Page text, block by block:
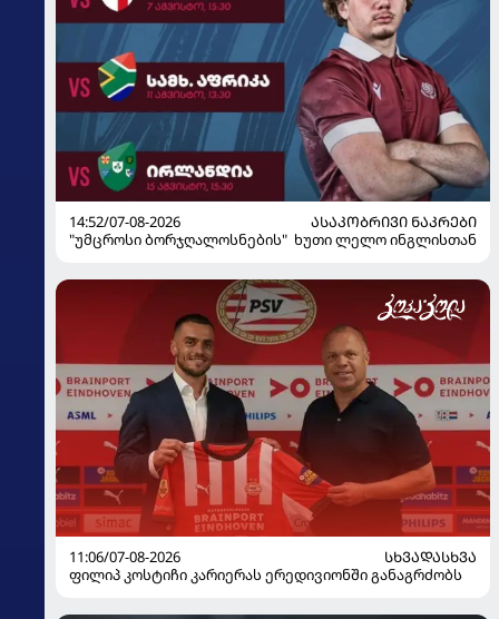
14:52/07-08-2026
ᲐᲡᲐᲙᲝᲑᲠᲘᲕᲘ ᲜᲐᲙᲠᲔᲑᲘ
"უმცროსი ბორჯღალოსნების" ხუთი ლელო ინგლისთან
11:06/07-08-2026
ᲡᲮᲕᲐᲓᲐᲡᲮᲕᲐ
ფილიპ კოსტიჩი კარიერას ერედივიონში განაგრძობს